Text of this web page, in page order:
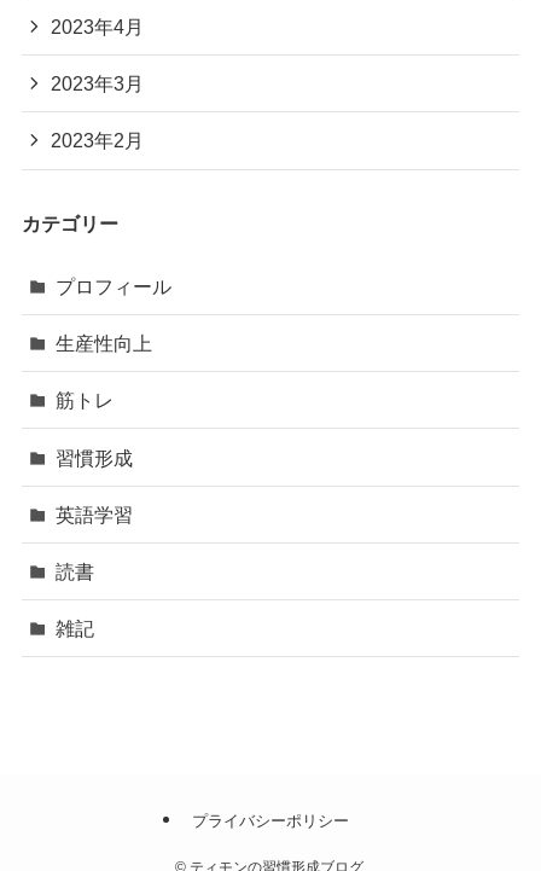
2023年4月
2023年3月
2023年2月
カテゴリー
プロフィール
生産性向上
筋トレ
習慣形成
英語学習
読書
雑記
プライバシーポリシー
©ティモンの習慣形成ブログ.